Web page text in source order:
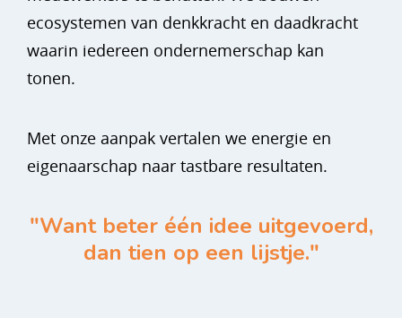
ecosystemen van denkkracht en daadkracht
waarin iedereen ondernemerschap kan
tonen.
Met onze aanpak vertalen we energie en
eigenaarschap naar tastbare resultaten.
"Want beter één idee uitgevoerd,
dan tien op een lijstje."